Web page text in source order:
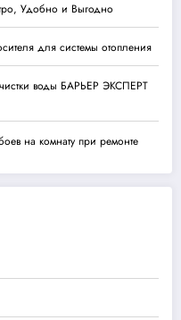
Удобно и Выгодно
для системы отопления
воды БАРЬЕР ЭКСПЕРТ
на комнату при ремонте